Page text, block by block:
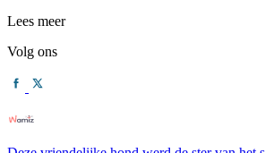
Lees meer
Volg ons